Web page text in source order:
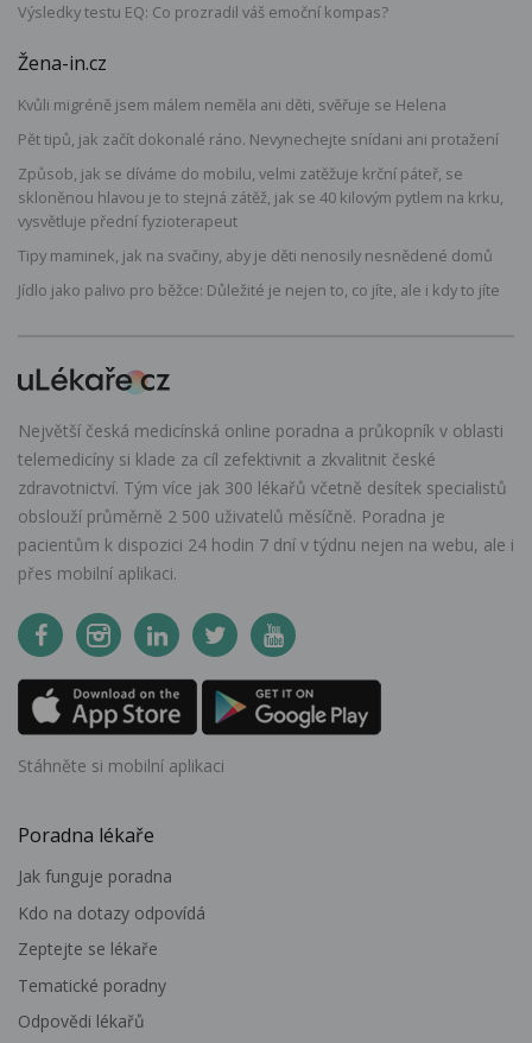
Výsledky testu EQ: Co prozradil váš emoční kompas?
Žena-in.cz
Kvůli migréně jsem málem neměla ani děti, svěřuje se Helena
Pět tipů, jak začít dokonalé ráno. Nevynechejte snídani ani protažení
Způsob, jak se díváme do mobilu, velmi zatěžuje krční páteř, se
skloněnou hlavou je to stejná zátěž, jak se 40 kilovým pytlem na krku,
vysvětluje přední fyzioterapeut
Tipy maminek, jak na svačiny, aby je děti nenosily nesnědené domů
Jídlo jako palivo pro běžce: Důležité je nejen to, co jíte, ale i kdy to jíte
Největší česká medicínská online poradna a průkopník v oblasti
telemedicíny si klade za cíl zefektivnit a zkvalitnit české
zdravotnictví. Tým více jak 300 lékařů včetně desítek specialistů
obslouží průměrně 2 500 uživatelů měsíčně. Poradna je
pacientům k dispozici 24 hodin 7 dní v týdnu nejen na webu, ale i
přes mobilní aplikaci.
Stáhněte si mobilní aplikaci
Poradna lékaře
Jak funguje poradna
Kdo na dotazy odpovídá
Zeptejte se lékaře
Tematické poradny
Odpovědi lékařů